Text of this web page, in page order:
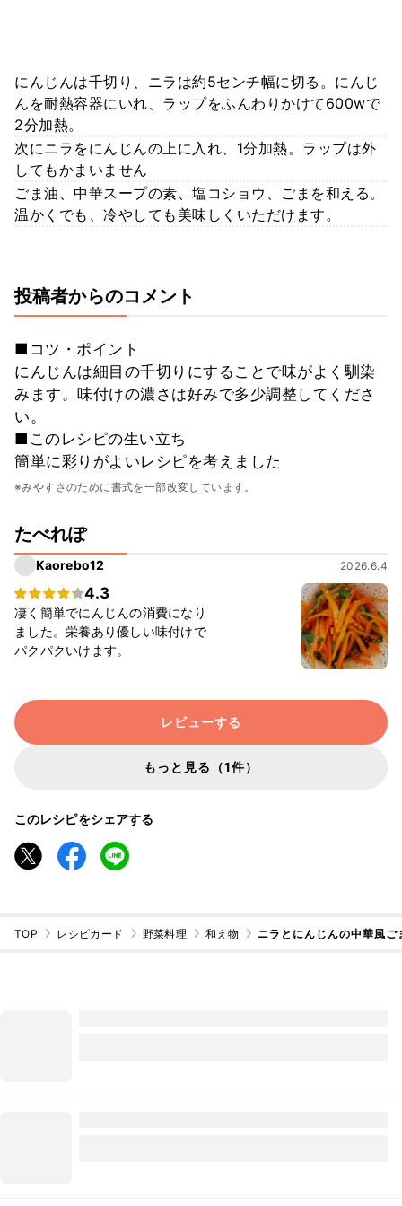
にんじんは千切り、ニラは約5センチ幅に切る。にんじ
んを耐熱容器にいれ、ラップをふんわりかけて600wで
2分加熱。
次にニラをにんじんの上に入れ、1分加熱。ラップは外
してもかまいません
ごま油、中華スープの素、塩コショウ、ごまを和える。
温かくでも、冷やしても美味しくいただけます。
投稿者からのコメント
■コツ・ポイント
にんじんは細目の千切りにすることで味がよく馴染
みます。味付けの濃さは好みで多少調整してくださ
い。
■このレシピの生い立ち
簡単に彩りがよいレシピを考えました
※みやすさのために書式を一部改変しています。
たべれぽ
Kaorebo12 2026.6.4
4.3
凄く簡単でにんじんの消費になり
ました。栄養あり優しい味付けで
パクパクいけます。
レビューする
もっと見る（1件）
このレシピをシェアする
TOP レシピカード 野菜料理 和え物 ニラとにんじんの中華風ご